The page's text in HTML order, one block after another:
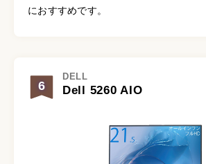
におすすめです。
6
DELL
Dell 5260 AIO